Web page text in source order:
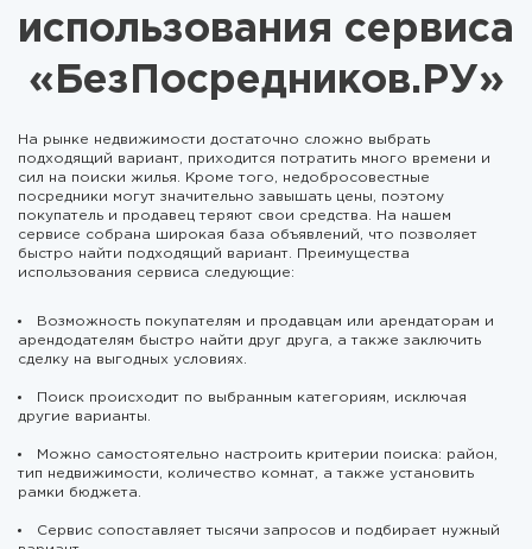
использования сервиса
«БезПосредников.РУ»
На рынке недвижимости достаточно сложно выбрать
подходящий вариант, приходится потратить много времени и
сил на поиски жилья. Кроме того, недобросовестные
посредники могут значительно завышать цены, поэтому
покупатель и продавец теряют свои средства. На нашем
сервисе собрана широкая база объявлений, что позволяет
быстро найти подходящий вариант. Преимущества
использования сервиса следующие:
Возможность покупателям и продавцам или арендаторам и
арендодателям быстро найти друг друга, а также заключить
сделку на выгодных условиях.
Поиск происходит по выбранным категориям, исключая
другие варианты.
Можно самостоятельно настроить критерии поиска: район,
тип недвижимости, количество комнат, а также установить
рамки бюджета.
Сервис сопоставляет тысячи запросов и подбирает нужный